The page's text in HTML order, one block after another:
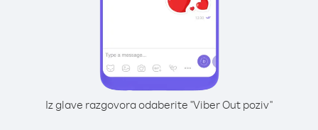
Iz glave razgovora odaberite "Viber Out poziv"